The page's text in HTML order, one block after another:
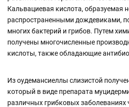
Кальвациевая кислота, образуемая
распространенными дождевиками,
многих бактерий и грибов. Путем
получены многочисленные
кислоты, также обладающие
Из оудемансиеллы слизистой
который в виде препарата
различных грибковых заболеваниях